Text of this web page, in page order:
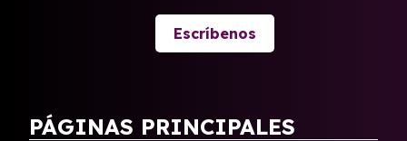
Escríbenos
PÁGINAS PRINCIPALES